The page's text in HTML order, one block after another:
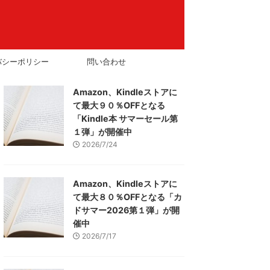
ーポリシー 問い合わせ
Amazon、Kindleストアに
て最大９０％OFFとなる
「Kindle本 サマーセール第
１弾」が開催中
2026/7/24
Amazon、Kindleストアに
て最大８０％OFFとなる「カ
ドサマー2026第１弾」が開
催中
2026/7/17